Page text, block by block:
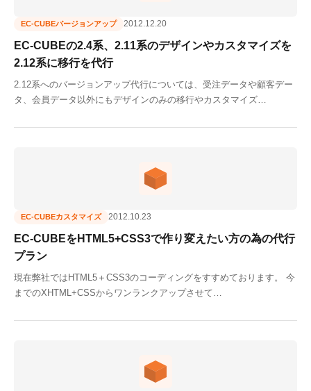
EC-CUBEバージョンアップ 2012.12.20
EC-CUBEの2.4系、2.11系のデザインやカスタマイズを
2.12系に移行を代行
2.12系へのバージョンアップ代行については、受注データや顧客デー
タ、会員データ以外にもデザインのみの移行やカスタマイズ…
EC-CUBEカスタマイズ 2012.10.23
EC-CUBEをHTML5+CSS3で作り変えたい方の為の代行
プラン
現在弊社ではHTML5＋CSS3のコーディングをすすめております。 今
までのXHTML+CSSからワンランクアップさせて…